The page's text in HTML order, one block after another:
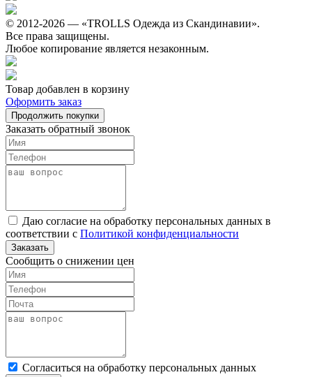
© 2012-2026 — «TROLLS Одежда из Скандинавии».
Все права защищены.
Любое копирование является незаконным.
Товар добавлен в корзину
Оформить заказ
Продолжить покупки
Заказать обратный звонок
Даю согласие на обработку персональных данных в
соответствии с Политикой конфиденциальности
Заказать
Сообщить о снижении цен
Cогласиться на обработку персональных данных